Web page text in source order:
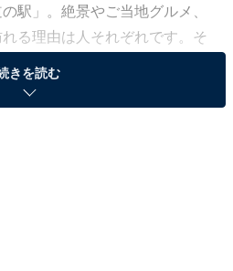
駅」。絶景やご当地グルメ、
る理由は人それぞれです。そ
は行ってみたい！」と心惹か
しょうか。
きを読む